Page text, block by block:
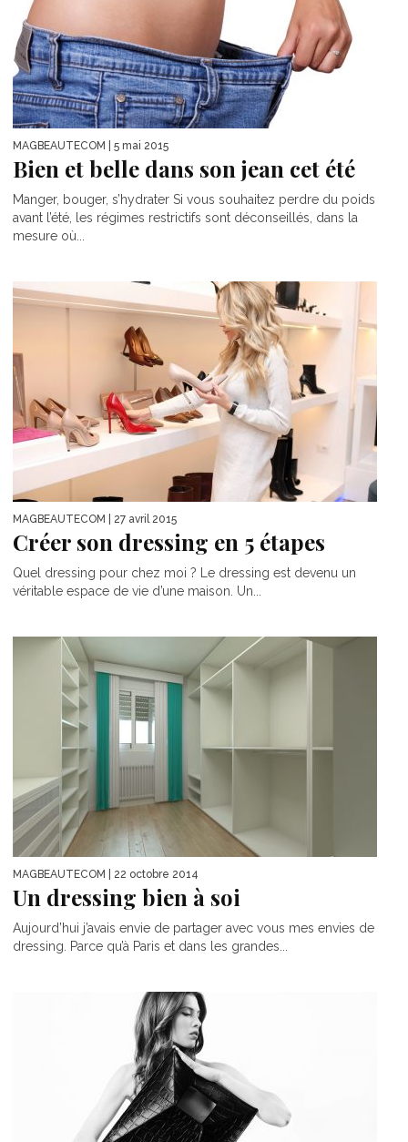
MAGBEAUTECOM | 5 mai 2015
Bien et belle dans son jean cet été
Manger, bouger, s’hydrater Si vous souhaitez perdre du poids
avant l’été, les régimes restrictifs sont déconseillés, dans la
mesure où...
MAGBEAUTECOM | 27 avril 2015
Créer son dressing en 5 étapes
Quel dressing pour chez moi ? Le dressing est devenu un
véritable espace de vie d’une maison. Un...
MAGBEAUTECOM | 22 octobre 2014
Un dressing bien à soi
Aujourd’hui j’avais envie de partager avec vous mes envies de
dressing. Parce qu’à Paris et dans les grandes...